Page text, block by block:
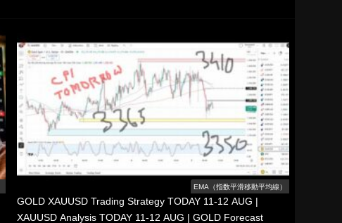
EMA（指数平滑移動平均線）
GOLD XAUUSD Trading Strategy TODAY 11-12 AUG |
XAUUSD Analysis TODAY 11-12 AUG | GOLD Forecast